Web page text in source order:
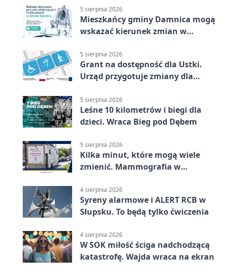
5 sierpnia 2026
Mieszkańcy gminy Damnica mogą
wskazać kierunek zmian w
5 sierpnia 2026
Grant na dostępność dla Ustki.
Urząd przygotuje zmiany dla
5 sierpnia 2026
Leśne 10 kilometrów i biegi dla
dzieci. Wraca Bieg pod Dębem
5 sierpnia 2026
Kilka minut, które mogą wiele
zmienić. Mammografia w
4 sierpnia 2026
Syreny alarmowe i ALERT RCB w
Słupsku. To będą tylko ćwiczenia
4 sierpnia 2026
W SOK miłość ściga nadchodzącą
katastrofę. Wajda wraca na ekran